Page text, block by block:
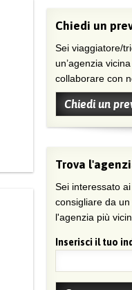
Chiedi un
Sei viaggiatore/trice che non trova
un’agenzia
collaborare con
Chiedi un
Trova
Sei interessato
consigliare da
l'agenzia più
Inserisci il tuo